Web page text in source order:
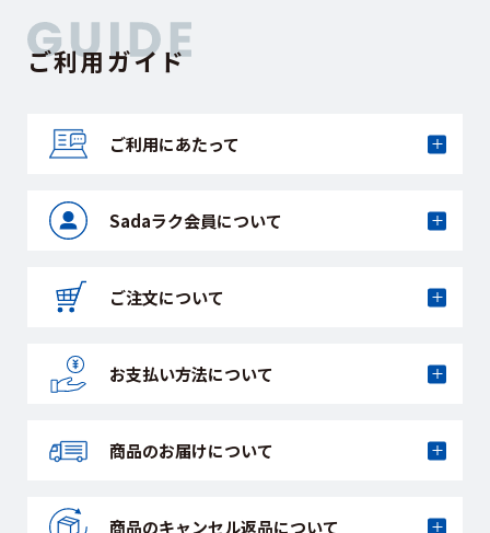
ご利用ガイド
ご利用にあたって
Sadaラク会員について
ご注文について
お支払い方法について
商品のお届けについて
商品のキャンセル返品について